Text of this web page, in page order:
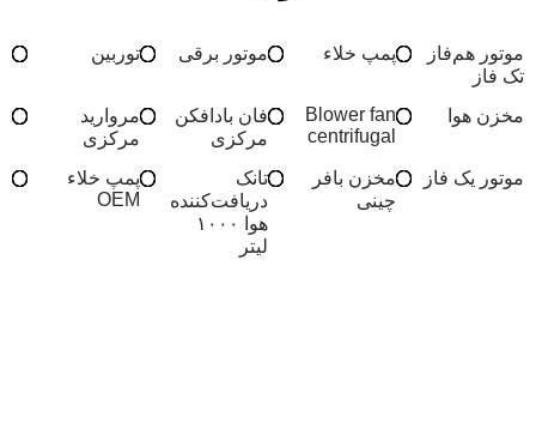
موتور هم‌فاز
تک فاز
پمپ خلاء موتور برقی توربین
مخزن هوا
Blower fan
centrifugal
فان بادافکن
مركزی
مروارید
مرکزی
موتور یک فاز
مخزن بافر
چینی
تانک
دریافت‌کننده
هوا ۱۰۰۰
لیتر
پمپ خلاء
OEM